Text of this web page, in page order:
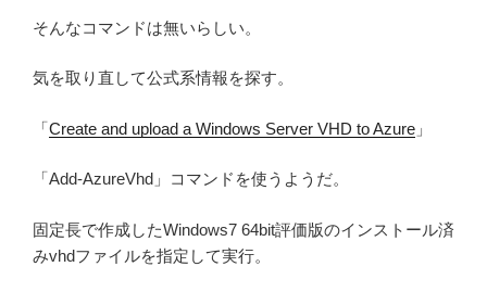
そんなコマンドは無いらしい。
気を取り直して公式系情報を探す。
「Create and upload a Windows Server VHD to Azure 」
「Add-AzureVhd」コマンドを使うようだ。
固定長で作成したWindows7 64bit評価版のインストール済
みvhdファイルを指定して実行。